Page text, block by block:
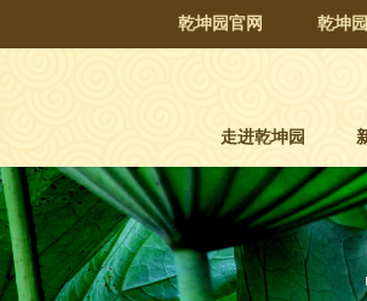
乾坤园官网 乾坤
走进乾坤园